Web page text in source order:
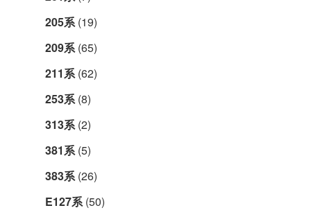
205系(19)
209系(65)
211系(62)
253系(8)
313系(2)
381系(5)
383系(26)
E127系(50)